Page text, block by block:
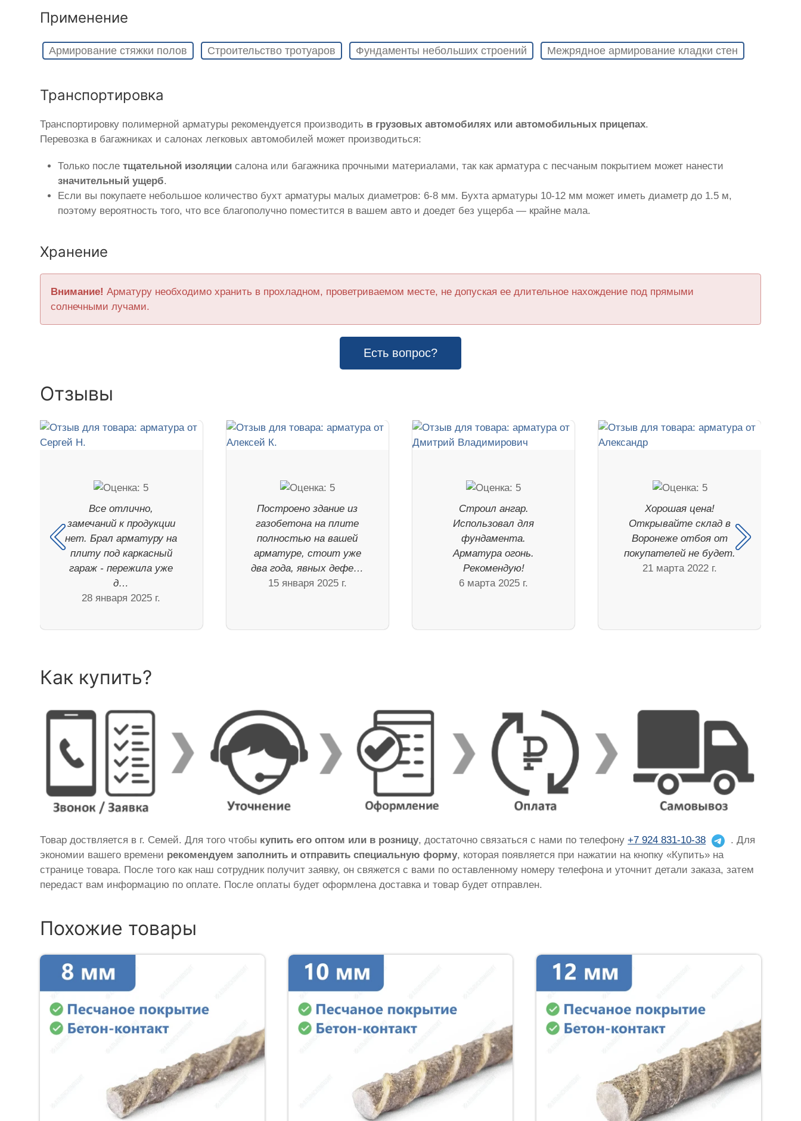
Применение
Армирование стяжки полов Строительство тротуаров Фундаменты небольших строений Межрядное армирование кладки стен
Транспортировка
Транспортировку полимерной арматуры рекомендуется производить в грузовых автомобилях или автомобильных прицепах.
Перевозка в багажниках и салонах легковых автомобилей может производиться:
Только послетщательной изоляции салона или багажника прочными материалами, так как арматура с песчаным покрытием может нанести
значительный ущерб.
Если вы покупаете небольшое количество бухт арматуры малых диаметров: 6-8 мм. Бухта арматуры 10-12 мм может иметь диаметр до 1.5 м,
поэтому вероятность того, что все благополучно поместится в вашем авто и доедет без ущерба — крайне мала.
Хранение
Внимание! Арматуру необходимо хранить в прохладном, проветриваемом месте, не допуская ее длительное нахождение под прямыми
солнечными лучами.
Есть вопрос?
Отзывы
Все отлично,
замечаний к продукции
нет. Брал арматуру на
плиту под каркасный
гараж - пережила уже
д…
28 января 2025 г.
Построено здание из
газобетона на плите
полностью на вашей
арматуре, стоит уже
два года, явных дефе…
15 января 2025 г.
Строил ангар.
Использовал для
фундамента.
Арматура огонь.
Рекомендую!
6 марта 2025 г.
Хорошая цена!
Открывайте склад в
Воронеже отбоя от
покупателей не будет.
21 марта 2022 г.
Как купить?
Товар доствляется в г. Семей. Для того чтобы купить его оптом или в розницу, достаточно связаться с нами по телефону+7 924 831-10-38
. Для
экономии вашего времени рекомендуем заполнить и отправить специальную форму, которая появляется при нажатии на кнопку «Купить» на
странице товара. После того как наш сотрудник получит заявку, он свяжется с вами по оставленному номеру телефона и уточнит детали заказа, затем
передаст вам информацию по оплате. После оплаты будет оформлена доставка и товар будет отправлен.
Похожие товары